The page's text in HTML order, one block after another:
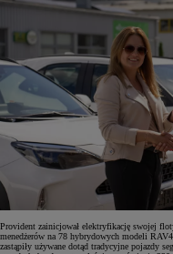
Provident zainicjował elektryfikację swojej
menedżerów na 78 hybrydowych modeli
zastąpiły używane dotąd tradycyjne pojazdy